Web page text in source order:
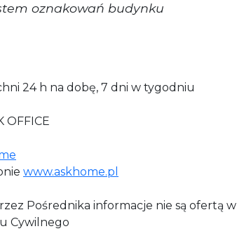
oznakowań budynku
24 h na dobę, 7 dni w tygodniu
OFFICE
www.askhome.pl
Pośrednika informacje nie są ofertą w
Cywilnego